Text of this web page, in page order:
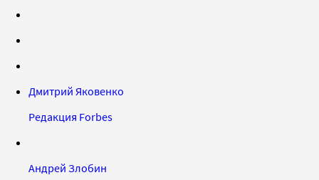
Дмитрий Яковенко
Редакция Forbes
Андрей Злобин